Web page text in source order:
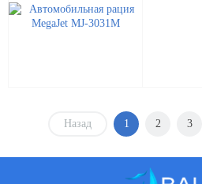
Назад 1 2 3